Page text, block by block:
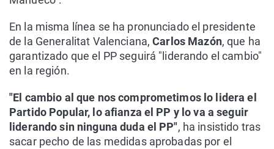
En la misma línea se ha pronunciado el presidente
de la Generalitat Valenciana,Carlos Mazón, que ha
garantizado que el PP seguirá "liderando el cambio"
en la región.
"El cambio al que nos comprometimos lo lidera el
Partido Popular, lo afianza el PP y lo va a seguir
liderando sin ninguna duda el PP", ha insistido tras
sacar pecho de las medidas aprobadas por el